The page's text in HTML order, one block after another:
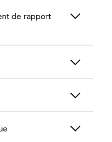
de rapport